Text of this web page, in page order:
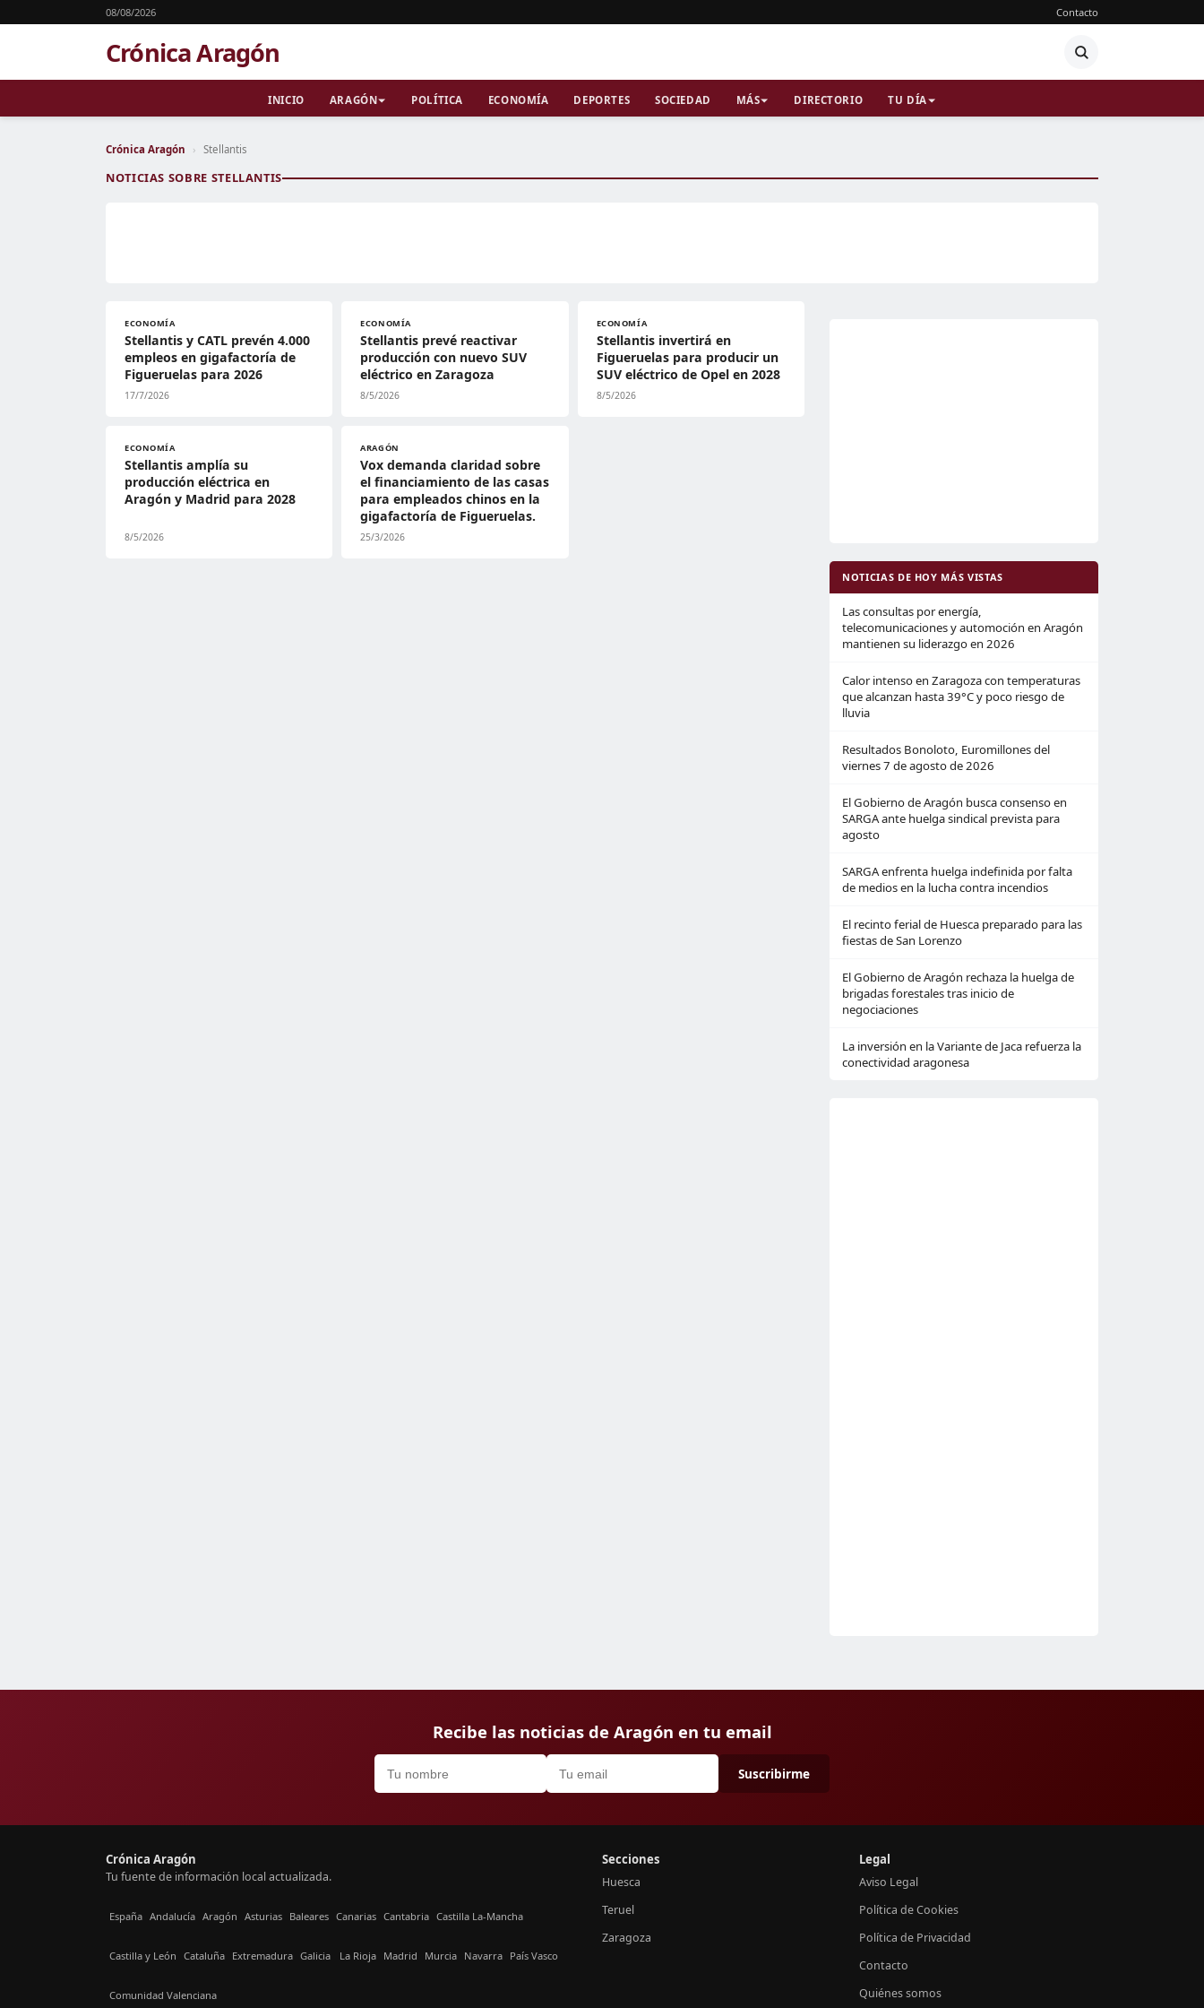
08/08/2026 Contacto
Crónica Aragón
INICIO ARAGÓN POLÍTICA ECONOMÍA DEPORTES SOCIEDAD MÁS DIRECTORIO TU DÍA
Crónica Aragón › Stellantis
NOTICIAS SOBRE STELLANTIS
ECONOMÍA
Stellantis y CATL prevén 4.000
empleos en gigafactoría de
Figueruelas para 2026
17/7/2026
ECONOMÍA
Stellantis prevé reactivar
producción con nuevo SUV
eléctrico en Zaragoza
8/5/2026
ECONOMÍA
Stellantis invertirá en
Figueruelas para producir un
SUV eléctrico de Opel en 2028
8/5/2026
ECONOMÍA
Stellantis amplía su
producción eléctrica en
Aragón y Madrid para 2028
8/5/2026
ARAGÓN
Vox demanda claridad sobre
el financiamiento de las casas
para empleados chinos en la
gigafactoría de Figueruelas.
25/3/2026
NOTICIAS DE HOY MÁS VISTAS
Las consultas por energía,
telecomunicaciones y automoción en Aragón
mantienen su liderazgo en 2026
Calor intenso en Zaragoza con temperaturas
que alcanzan hasta 39°C y poco riesgo de
lluvia
Resultados Bonoloto, Euromillones del
viernes 7 de agosto de 2026
El Gobierno de Aragón busca consenso en
SARGA ante huelga sindical prevista para
agosto
SARGA enfrenta huelga indefinida por falta
de medios en la lucha contra incendios
El recinto ferial de Huesca preparado para las
fiestas de San Lorenzo
El Gobierno de Aragón rechaza la huelga de
brigadas forestales tras inicio de
negociaciones
La inversión en la Variante de Jaca refuerza la
conectividad aragonesa
Recibe las noticias de Aragón en tu email
Suscribirme
Crónica Aragón
Tu fuente de información local actualizada.
España Andalucía Aragón Asturias Baleares Canarias Cantabria Castilla La-Mancha
Castilla y León Cataluña Extremadura Galicia La Rioja Madrid Murcia Navarra País Vasco
Comunidad Valenciana
Secciones
Huesca
Teruel
Zaragoza
Legal
Aviso Legal
Política de Cookies
Política de Privacidad
Contacto
Quiénes somos